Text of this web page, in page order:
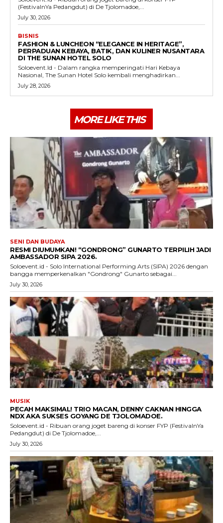
(FestivalnYa Pedangdut) di De Tjolomadoe,...
July 30, 2026
BISNIS
FASHION & LUNCHEON “ELEGANCE IN HERITAGE”,
PERPADUAN KEBAYA, BATIK, DAN KULINER NUSANTARA
DI THE SUNAN HOTEL SOLO
Soloevent.Id - Dalam rangka memperingati Hari Kebaya
Nasional, The Sunan Hotel Solo kembali menghadirkan...
July 28, 2026
MORE LIKE THIS
SENI DAN BUDAYA
RESMI DIUMUMKAN! “GONDRONG” GUNARTO TERPILIH JADI
AMBASSADOR SIPA 2026.
Soloevent.id - Solo International Performing Arts (SIPA) 2026 dengan
bangga memperkenalkan "Gondrong" Gunarto sebagai...
July 30, 2026
MUSIK
PECAH MAKSIMAL! TRIO MACAN, DENNY CAKNAN HINGGA
NDX AKA SUKSES GOYANG DE TJOLOMADOE.
Soloevent.id - Ribuan orang joget bareng di konser FYP (FestivalnYa
Pedangdut) di De Tjolomadoe,...
July 30, 2026